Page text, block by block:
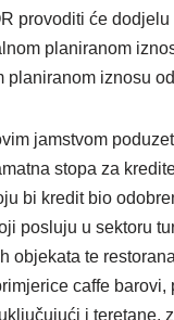
provoditi će
planiranom
planiranom iznosu
jamstvom
stopa za
bi kredit bio
posluju u sektoru
objekata te
caffe
i